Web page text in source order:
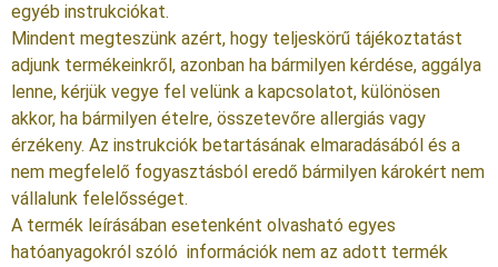
egyéb instrukciókat.
Mindent megteszünk azért, hogy teljeskörű tájékoztatást
adjunk termékeinkről, azonban ha bármilyen kérdése, aggálya
lenne, kérjük vegye fel velünk a kapcsolatot, különösen
akkor, ha bármilyen ételre, összetevőre allergiás vagy
érzékeny. Az instrukciók betartásának elmaradásából és a
nem megfelelő fogyasztásból eredő bármilyen károkért nem
vállalunk felelősséget.
A termék leírásában esetenként olvasható egyes
hatóanyagokról szóló információk nem az adott termék